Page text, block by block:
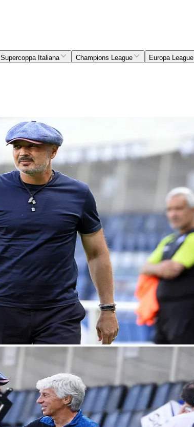
Supercoppa Italiana Champions League Europa League